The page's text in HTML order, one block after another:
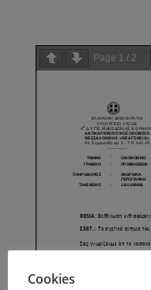
Page 1 / 2
Cookies